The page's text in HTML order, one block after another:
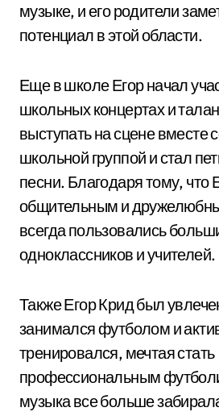
музыке, и его родители
потенциал в этой области.
Еще в школе Егор начал
школьных концертах и
выступать на сцене вместе
школьной группой и стал
песни. Благодаря тому, что
общительным и
всегда пользовались
одноклассников и учителей.
Также Егор Крид был
занимался футболом и
тренировался, мечтая стать
профессиональным
музыка все больше